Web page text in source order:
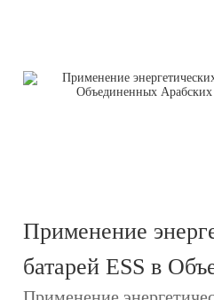
Применение
батарей ESS в